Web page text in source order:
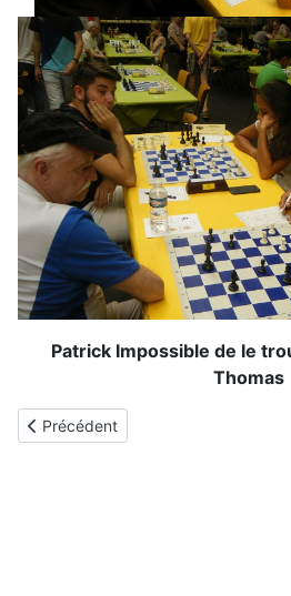
Patrick Impossible de le
Thomas
Article précédent : Membres
Précédent